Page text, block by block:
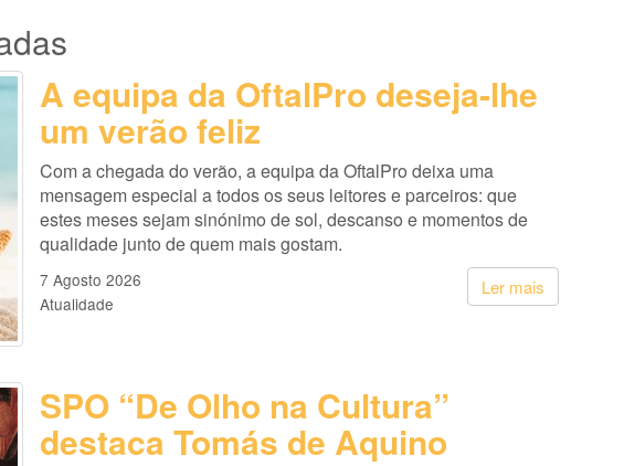
A equipa da OftalPro deseja-lhe
um verão feliz
Com a chegada do verão, a equipa da OftalPro deixa uma
mensagem especial a todos os seus leitores e parceiros: que
estes meses sejam sinónimo de sol, descanso e momentos de
qualidade junto de quem mais gostam.
Ler mais
7 Agosto 2026
Atualidade
SPO “De Olho na Cultura”
destaca Tomás de Aquino